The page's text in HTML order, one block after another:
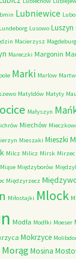
Lubniewice
Lundeborg Lusowo Luszyn
Macierzysz Magdeburg
Mareczki Margonin
Marki Marlow
Matyldów Matyty
Małyszyn
Miechów
Mieszaki Mieszki
Milcz Milicz Mirsk Mirzec
Miąse Międzyborów
Międzyrzecz
Miłostajki Mlock
Modła Modłki Moeser
Mokrzyce
MorągMosina